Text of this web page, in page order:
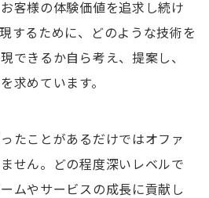
客様の体験価値を追求し続け
するために、どのような技術を
できるか自ら考え、提案し、
求めています。
たことがあるだけではオファ
せん。どの程度深いレベルで
ムやサービスの成長に貢献し